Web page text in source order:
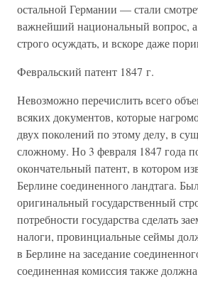
остальной Германии — стали
важнейший национальный вопрос, а
строго осуждать, и вскоре даже
Февральский патент 1847 г.
Невозможно перечислить всего
всяких документов, которые
двух поколений по этому делу, в
сложному. Но 3 февраля 1847 года
окончательный патент, в котором
Берлине соединенного ландтага.
оригинальный государственный
потребности государства сделать
налоги, провинциальные сеймы
в Берлине на заседание
соединенная комиссия также